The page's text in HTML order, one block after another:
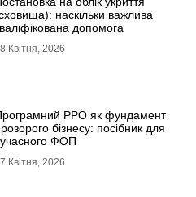
наскільки важлива
допомога
Квітня, 2026
РРО як фундамент
бізнесу: посібник для
ФОП
Квітня, 2026